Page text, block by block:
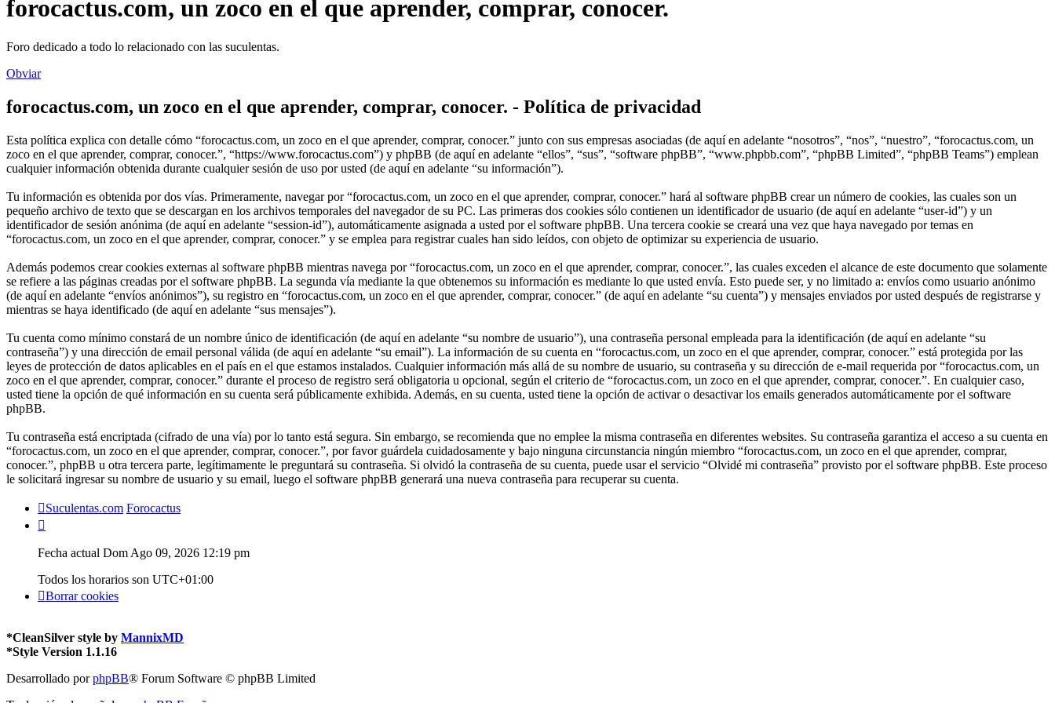
forocactus.com, un zoco en el que aprender, comprar, conocer.
Foro dedicado a todo lo relacionado con las suculentas.
Obviar
forocactus.com, un zoco en el que aprender, comprar, conocer. - Política de privacidad
Esta política explica con detalle cómo “forocactus.com, un zoco en el que aprender, comprar, conocer.” junto con sus empresas asociadas (de aquí en adelante “nosotros”, “nos”, “nuestro”, “forocactus.com, un
zoco en el que aprender, comprar, conocer.”, “https://www.forocactus.com”) y phpBB (de aquí en adelante “ellos”, “sus”, “software phpBB”, “www.phpbb.com”, “phpBB Limited”, “phpBB Teams”) emplean
cualquier información obtenida durante cualquier sesión de uso por usted (de aquí en adelante “su información”).
Tu información es obtenida por dos vías. Primeramente, navegar por “forocactus.com, un zoco en el que aprender, comprar, conocer.” hará al software phpBB crear un número de cookies, las cuales son un
pequeño archivo de texto que se descargan en los archivos temporales del navegador de su PC. Las primeras dos cookies sólo contienen un identificador de usuario (de aquí en adelante “user-id”) y un
identificador de sesión anónima (de aquí en adelante “session-id”), automáticamente asignada a usted por el software phpBB. Una tercera cookie se creará una vez que haya navegado por temas en
“forocactus.com, un zoco en el que aprender, comprar, conocer.” y se emplea para registrar cuales han sido leídos, con objeto de optimizar su experiencia de usuario.
Además podemos crear cookies externas al software phpBB mientras navega por “forocactus.com, un zoco en el que aprender, comprar, conocer.”, las cuales exceden el alcance de este documento que solamente
se refiere a las páginas creadas por el software phpBB. La segunda vía mediante la que obtenemos su información es mediante lo que usted envía. Esto puede ser, y no limitado a: envíos como usuario anónimo
(de aquí en adelante “envíos anónimos”), su registro en “forocactus.com, un zoco en el que aprender, comprar, conocer.” (de aquí en adelante “su cuenta”) y mensajes enviados por usted después de registrarse y
mientras se haya identificado (de aquí en adelante “sus mensajes”).
Tu cuenta como mínimo constará de un nombre único de identificación (de aquí en adelante “su nombre de usuario”), una contraseña personal empleada para la identificación (de aquí en adelante “su
contraseña”) y una dirección de email personal válida (de aquí en adelante “su email”). La información de su cuenta en “forocactus.com, un zoco en el que aprender, comprar, conocer.” está protegida por las
leyes de protección de datos aplicables en el país en el que estamos instalados. Cualquier información más allá de su nombre de usuario, su contraseña y su dirección de e-mail requerida por “forocactus.com, un
zoco en el que aprender, comprar, conocer.” durante el proceso de registro será obligatoria u opcional, según el criterio de “forocactus.com, un zoco en el que aprender, comprar, conocer.”. En cualquier caso,
usted tiene la opción de qué información en su cuenta será públicamente exhibida. Además, en su cuenta, usted tiene la opción de activar o desactivar los emails generados automáticamente por el software
phpBB.
Tu contraseña está encriptada (cifrado de una vía) por lo tanto está segura. Sin embargo, se recomienda que no emplee la misma contraseña en diferentes websites. Su contraseña garantiza el acceso a su cuenta en
“forocactus.com, un zoco en el que aprender, comprar, conocer.”, por favor guárdela cuidadosamente y bajo ninguna circunstancia ningún miembro “forocactus.com, un zoco en el que aprender, comprar,
conocer.”, phpBB u otra tercera parte, legítimamente le preguntará su contraseña. Si olvidó la contraseña de su cuenta, puede usar el servicio “Olvidé mi contraseña” provisto por el software phpBB. Este proceso
le solicitará ingresar su nombre de usuario y su email, luego el software phpBB generará una nueva contraseña para recuperar su cuenta.
Suculentas.com Forocactus
Fecha actual Dom Ago 09, 2026 12:19 pm
Todos los horarios son UTC+01:00
Borrar cookies
*CleanSilver style by MannixMD
*Style Version 1.1.16
Desarrollado porphpBB® Forum Software © phpBB Limited